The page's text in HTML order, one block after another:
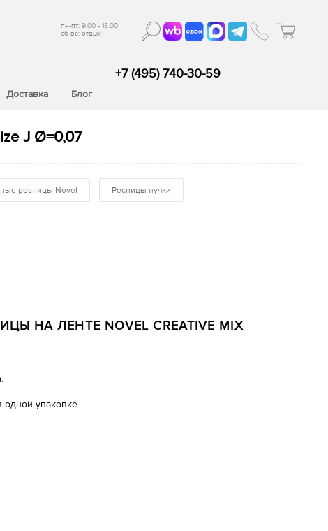
пн-пт: 9.00 - 18.00
сб-вс: отдых
Доставка Блог
+7 (495) 740-30-59
J Ø=0,07
ресницы Novel Ресницы пучки
НА ЛЕНТЕ NOVEL CREATIVE MIX
упаковке.